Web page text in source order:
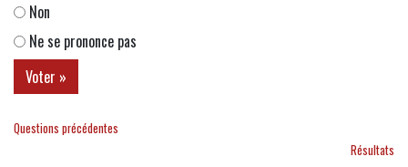
Non
Ne se prononce pas
Questions précédentes
Résultats